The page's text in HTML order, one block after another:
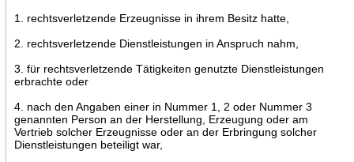
1. rechtsverletzende Erzeugnisse in ihrem Besitz hatte,
2. rechtsverletzende Dienstleistungen in Anspruch nahm,
3. für rechtsverletzende Tätigkeiten genutzte Dienstleistungen
erbrachte oder
4. nach den Angaben einer in Nummer 1, 2 oder Nummer 3
genannten Person an der Herstellung, Erzeugung oder am
Vertrieb solcher Erzeugnisse oder an der Erbringung solcher
Dienstleistungen beteiligt war,